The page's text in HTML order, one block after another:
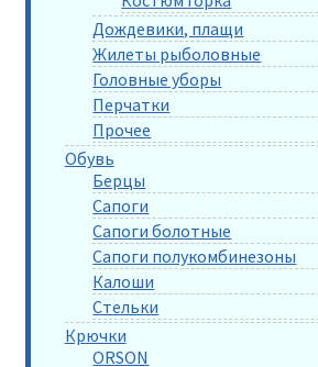
Дождевики, плащи
Жилеты рыболовные
Головные уборы
Перчатки
Прочее
Обувь
Берцы
Сапоги
Сапоги болотные
Сапоги полукомбинезоны
Калоши
Стельки
Крючки
ORSON